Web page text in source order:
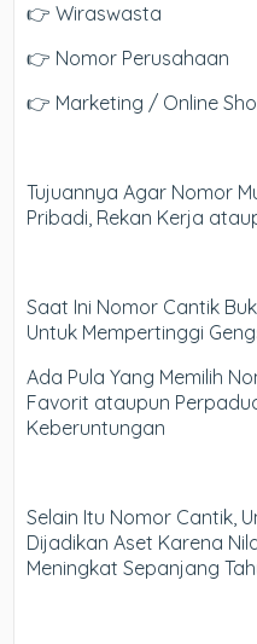
👉 Wiraswasta
👉 Nomor Perusahaan
👉 Marketing / Online
Tujuannya Agar Nomor
Pribadi, Rekan Kerja
Saat Ini Nomor Cantik
Untuk Mempertinggi
Ada Pula Yang Memilih
Favorit ataupun
Keberuntungan
Selain Itu Nomor Cantik,
Dijadikan Aset Karena
Meningkat Sepanjang